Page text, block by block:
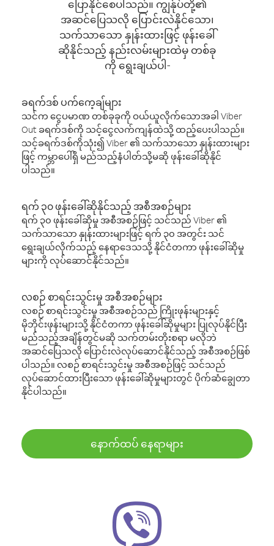
ပြောနိုင်စေပါသည်။ ကျွန်ုပ်တို့၏
အဆင်ပြေသလို ပြောင်းလဲနိုင်သော၊
သက်သာသော နှုန်းထားဖြင့် ဖုန်းခေါ်
ဆိုနိုင်သည့် နည်းလမ်းများထဲမှ တစ်ခု
ကို ရွေးချယ်ပါ-
ခရက်ဒစ် ပက်ကေ့ချ်များ
သင်က ငွေပမာဏ တစ်ခုခုကို ဝယ်ယူလိုက်သောအခါ Viber
Out ခရက်ဒစ်ကို သင့်ငွေလက်ကျန်ထဲသို့ ထည့်ပေးပါသည်။
သင့်ခရက်ဒစ်ကိုသုံး၍ Viber ၏ သက်သာသော နှုန်းထားများ
ဖြင့် ကမ္ဘာပေါ်ရှိ မည်သည့်နံပါတ်သို့မဆို ဖုန်းခေါ်ဆိုနိုင်
ပါသည်။
ရက် ၃၀ ဖုန်းခေါ်ဆိုနိုင်သည့် အစီအစဉ်များ
ရက် ၃၀ ဖုန်းခေါ်ဆိုမှု အစီအစဉ်ဖြင့် သင်သည် Viber ၏
သက်သာသော နှုန်းထားများဖြင့် ရက် ၃၀ အတွင်း သင်
ရွေးချယ်လိုက်သည့် နေရာဒေသသို့ နိုင်ငံတကာ ဖုန်းခေါ်ဆိုမှု
များကို လုပ်ဆောင်နိုင်သည်။
လစဉ် စာရင်းသွင်းမှု အစီအစဉ်များ
လစဉ် စာရင်းသွင်းမှု အစီအစဉ်သည် ကြိုးဖုန်းများနှင့်
မိုဘိုင်းဖုန်းများသို့ နိုင်ငံတကာ ဖုန်းခေါ်ဆိုမှုများ ပြုလုပ်နိုင်ပြီး
မည်သည့်အချိန်တွင်မဆို သက်တမ်းတိုးစရာ မလိုဘဲ
အဆင်ပြေသလို ပြောင်းလဲလုပ်ဆောင်နိုင်သည့် အစီအစဉ်ဖြစ်
ပါသည်။ လစဉ် စာရင်းသွင်းမှု အစီအစဉ်ဖြင့် သင်သည်
လုပ်ဆောင်ထားပြီးသော ဖုန်းခေါ်ဆိုမှုများတွင် ပိုက်ဆံချွေတာ
နိုင်ပါသည်။
နောက်ထပ် နေရာများ